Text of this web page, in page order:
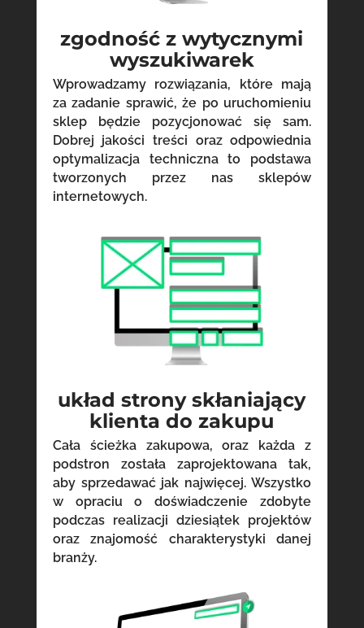
zgodność z wytycznymi
wyszukiwarek
Wprowadzamy rozwiązania, które mają
za zadanie sprawić, że po uruchomieniu
sklep będzie pozycjonować się sam.
Dobrej jakości treści oraz odpowiednia
optymalizacja techniczna to podstawa
tworzonych przez nas sklepów
internetowych.
układ strony skłaniający
klienta do zakupu
Cała ścieżka zakupowa, oraz każda z
podstron została zaprojektowana tak,
aby sprzedawać jak najwięcej. Wszystko
w opraciu o doświadczenie zdobyte
podczas realizacji dziesiątek projektów
oraz znajomość charakterystyki danej
branży.